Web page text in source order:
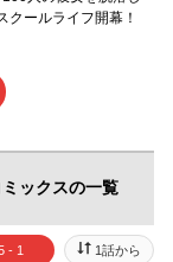
ールライフ開幕！
ミックスの一覧
- 1 1話から